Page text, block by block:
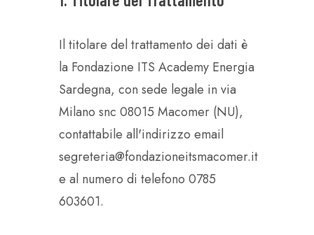
Il titolare del trattamento dei dati è
la Fondazione ITS Academy Energia
Sardegna, con sede legale in via
Milano snc 08015 Macomer (NU),
contattabile all'indirizzo email
segreteria@fondazioneitsmacomer.it
e al numero di telefono 0785
603601.